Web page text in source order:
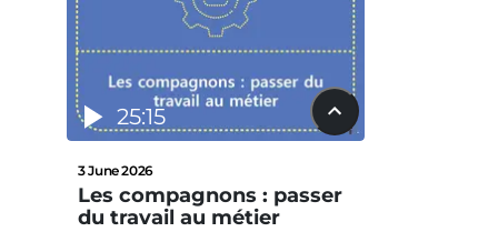
25:15
3 June 2026
Les compagnons : passer
du travail au métier